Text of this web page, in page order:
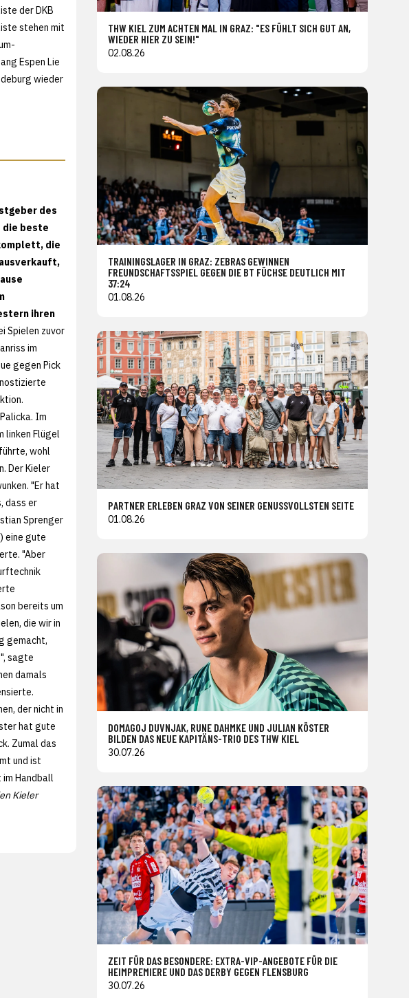
der DKB
stehen mit
Espen Lie
wieder
des
die beste
die
ihren
Spielen zuvor
im
gegen Pick
Im
linken Flügel
wohl
Der Kieler
"Er hat
dass er
Sprenger
eine gute
"Aber
bereits um
die wir in
gemacht,
sagte
damals
der nicht in
hat gute
Zumal das
und ist
Handball
Kieler
THW KIEL ZUM ACHTEN MAL IN GRAZ: "ES FÜHLT SICH GUT AN,
WIEDER HIER ZU SEIN!"
02.08.26
TRAININGSLAGER IN GRAZ: ZEBRAS GEWINNEN
FREUNDSCHAFTSSPIEL GEGEN DIE BT FÜCHSE DEUTLICH MIT
37:24
01.08.26
PARTNER ERLEBEN GRAZ VON SEINER GENUSSVOLLSTEN SEITE
01.08.26
DOMAGOJ DUVNJAK, RUNE DAHMKE UND JULIAN KÖSTER
BILDEN DAS NEUE KAPITÄNS-TRIO DES THW KIEL
30.07.26
ZEIT FÜR DAS BESONDERE: EXTRA-VIP-ANGEBOTE FÜR DIE
HEIMPREMIERE UND DAS DERBY GEGEN FLENSBURG
30.07.26